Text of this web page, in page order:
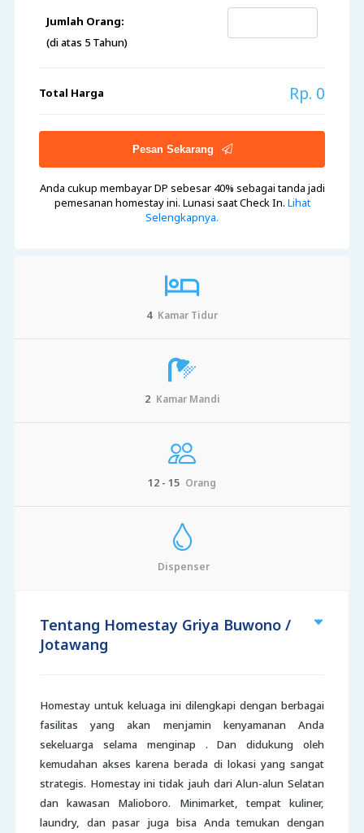
Jumlah Orang:
(di atas 5 Tahun)
Total Harga Rp. 0
Pesan Sekarang
Anda cukup membayar DP sebesar 40% sebagai tanda jadi
pemesanan homestay ini. Lunasi saat Check In. Lihat
Selengkapnya.
4 Kamar Tidur
2 Kamar Mandi
12 - 15 Orang
Dispenser
Tentang Homestay Griya Buwono /
Jotawang
Homestay untuk keluaga ini dilengkapi dengan berbagai
fasilitas yang akan menjamin kenyamanan Anda
sekeluarga selama menginap . Dan didukung oleh
kemudahan akses karena berada di lokasi yang sangat
strategis. Homestay ini tidak jauh dari Alun-alun Selatan
dan kawasan Malioboro. Minimarket, tempat kuliner,
laundry, dan pasar juga bisa Anda temukan dengan